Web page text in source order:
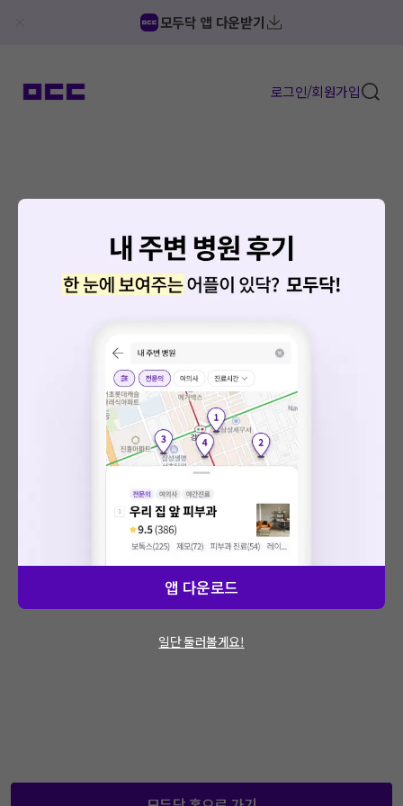
모두닥 앱 다운받기
로그인/회원가입
: 에러가 발생했습니다.
문제가 지속적으로 발생할 경우 모두닥 채널톡
을 통해 문의해주세요.
앱 다운로드
일단 둘러볼게요!